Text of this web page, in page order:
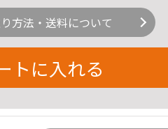
方法・送料について
トに入れる